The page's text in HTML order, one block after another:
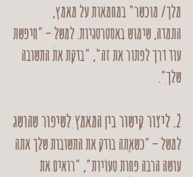
מלך/ מוכשר" במחמאות על מאמץ,
התמדה, שימוש באסטרטגיות. למשל – "חיפשת
עוד דרך לפתור את זה", "בדקת את התשובה
שלך".
2. ליצור קישור בין המאמץ לשיפור שהושג
למשל – "כשאתה בודק את התשובות שלך אתה
עושה הרבה פחות טעויות", "רואים את